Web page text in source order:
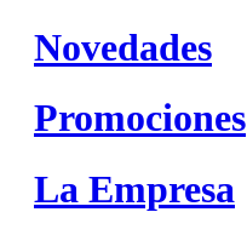
Novedades
Promociones
La Empresa